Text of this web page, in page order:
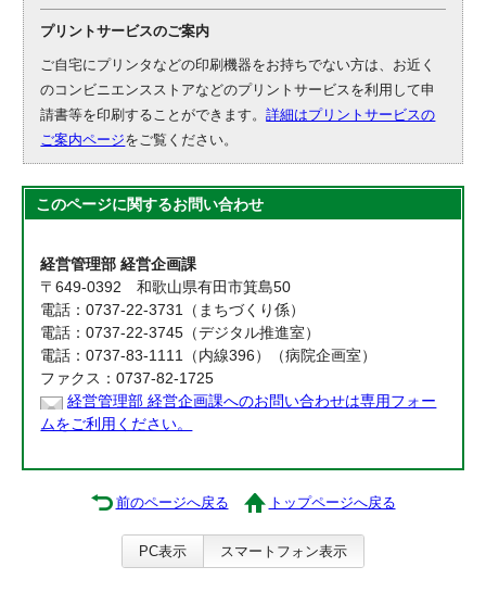
プリントサービスのご案内
ご自宅にプリンタなどの印刷機器をお持ちでない方は、お近く
のコンビニエンスストアなどのプリントサービスを利用して申
請書等を印刷することができます。詳細はプリントサービスの
ご案内ページをご覧ください。
このページに関するお問い合わせ
経営管理部 経営企画課
〒649-0392 和歌山県有田市箕島50
電話：0737-22-3731（まちづくり係）
電話：0737-22-3745（デジタル推進室）
電話：0737-83-1111（内線396）（病院企画室）
ファクス：0737-82-1725
経営管理部 経営企画課へのお問い合わせは専用フォー
ムをご利用ください。
前のページへ戻る トップページへ戻る
PC表示 スマートフォン表示